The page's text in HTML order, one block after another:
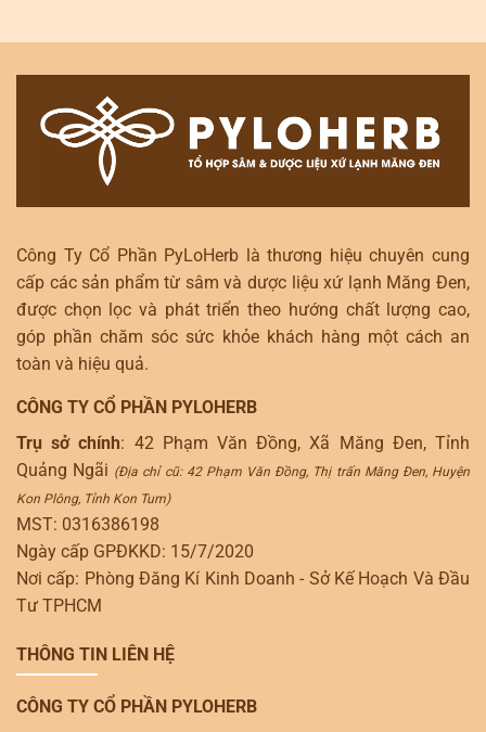
Công Ty Cổ Phần PyLoHerb là thương hiệu chuyên cung
cấp các sản phẩm từ sâm và dược liệu xứ lạnh Măng Đen,
được chọn lọc và phát triển theo hướng chất lượng cao,
góp phần chăm sóc sức khỏe khách hàng một cách an
toàn và hiệu quả.
CÔNG TY CỔ PHẦN PYLOHERB
Trụ sở chính: 42 Phạm Văn Đồng, Xã Măng Đen, Tỉnh
Quảng Ngãi (Địa chỉ cũ: 42 Phạm Văn Đồng, Thị trấn Măng Đen, Huyện
Kon Plông, Tỉnh Kon Tum)
MST: 0316386198
Ngày cấp GPĐKKD: 15/7/2020
Nơi cấp: Phòng Đăng Kí Kinh Doanh - Sở Kế Hoạch Và Đầu
Tư TPHCM
THÔNG TIN LIÊN HỆ
CÔNG TY CỔ PHẦN PYLOHERB